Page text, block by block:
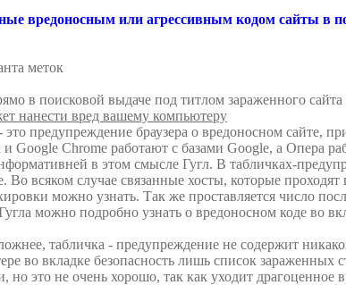
вредоносным или агрессивным кодом сайты в
меток
в поисковой выдаче под титлом зараженного сайта
нанести вред вашему компьютеру
это предупреждение браузера о вредоносном сайте,
Google Chrome работают с базами Google, а Опера
в этом смысле Гугл. В табличках-
Во всяком случае связанные хосты, которые
можно узнать. Так же проставляется число
можно подробно узнать о вредоносном коде во
табличка - предупреждение не содержит
во вкладке безопасность лишь список
но это не очень хорошо, так как уходит драгоценное